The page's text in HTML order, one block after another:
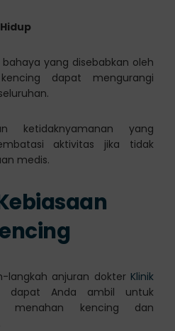
yang disebabkan oleh
dapat mengurangi
ketidaknyamanan yang
aktivitas jika tidak
medis.
langkah anjuran dokter Klinik
dapat Anda ambil untuk
menahan kencing dan